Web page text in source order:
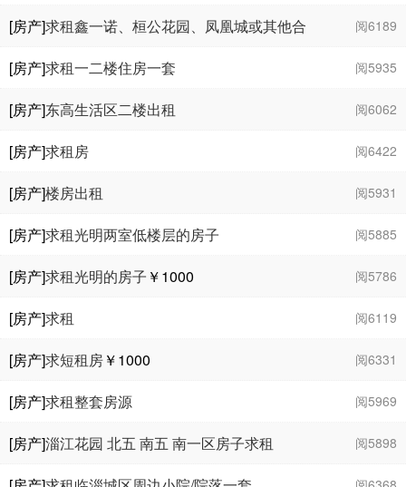
北边房子
阅6189
[房产]求租鑫一诺、桓公花园、凤凰城或其他合
眼缘房子！
阅5935
[房产]求租一二楼住房一套
阅6062
[房产]东高生活区二楼出租
阅6422
[房产]求租房
阅5931
[房产]楼房出租
阅5885
[房产]求租光明两室低楼层的房子
阅5786
[房产]求租光明的房子 ￥1000
阅6119
[房产]求租
阅6331
[房产]求短租房￥1000
阅5969
[房产]求租整套房源
阅5898
[房产]淄江花园 北五 南五 南一区房子求租